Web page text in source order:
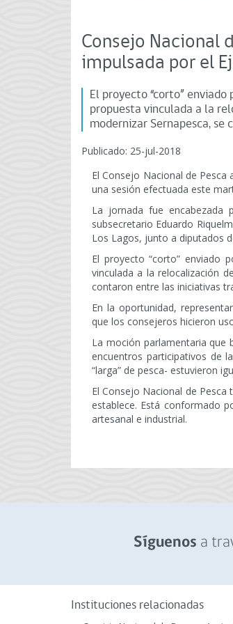
Consejo Nacional
impulsada por el
El proyecto “corto”
propuesta vinculada a la
modernizar Sernapesca,
Publicado: 25-jul-2018
El Consejo Nacional de
una sesión efectuada este
La jornada fue encabezada
subsecretario Eduardo
Los Lagos, junto a diputados
El proyecto “corto” enviado
vinculada a la relocalización
contaron entre las iniciativas
En la oportunidad,
que los consejeros hicieron
La moción parlamentaria que
encuentros participativos de
“larga” de pesca- estuvieron
El Consejo Nacional de
establece. Está conformado
artesanal e industrial.
Síguenos a
Instituciones relacionadas